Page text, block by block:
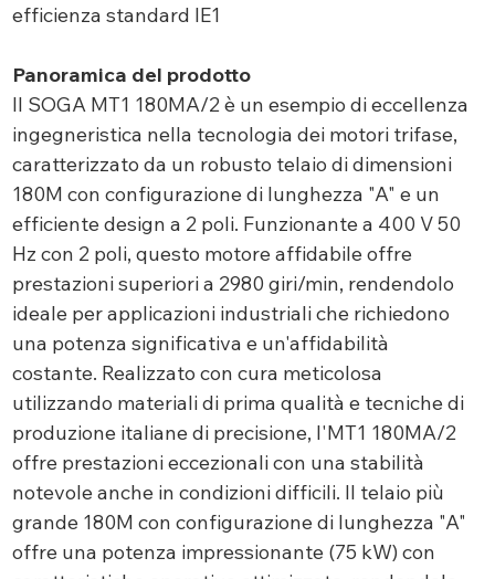
efficienza standard IE1
Panoramica del prodotto
Il SOGA MT1 180MA/2 è un esempio di eccellenza
ingegneristica nella tecnologia dei motori trifase,
caratterizzato da un robusto telaio di dimensioni
180M con configurazione di lunghezza "A" e un
efficiente design a 2 poli. Funzionante a 400 V 50
Hz con 2 poli, questo motore affidabile offre
prestazioni superiori a 2980 giri/min, rendendolo
ideale per applicazioni industriali che richiedono
una potenza significativa e un'affidabilità
costante. Realizzato con cura meticolosa
utilizzando materiali di prima qualità e tecniche di
produzione italiane di precisione, l'MT1 180MA/2
offre prestazioni eccezionali con una stabilità
notevole anche in condizioni difficili. Il telaio più
grande 180M con configurazione di lunghezza "A"
offre una potenza impressionante (75 kW) con